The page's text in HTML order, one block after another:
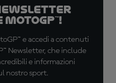
e accedi a contenuti
Newsletter, che include
e informazioni
nostro sport.